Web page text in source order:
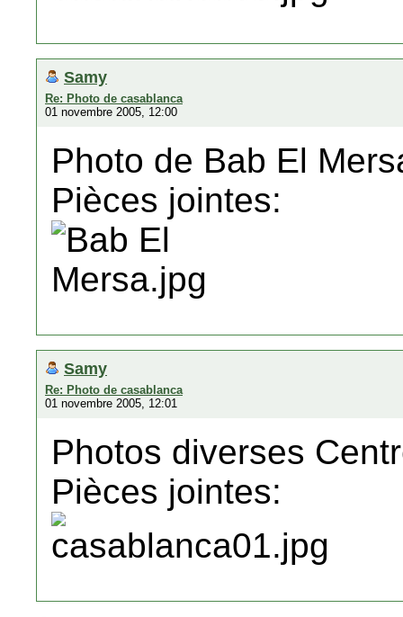
Samy
Re: Photo de casablanca
01 novembre 2005, 12:00
Photo de Bab El
Pièces jointes:
Samy
Re: Photo de casablanca
01 novembre 2005, 12:01
Photos diverses
Pièces jointes: